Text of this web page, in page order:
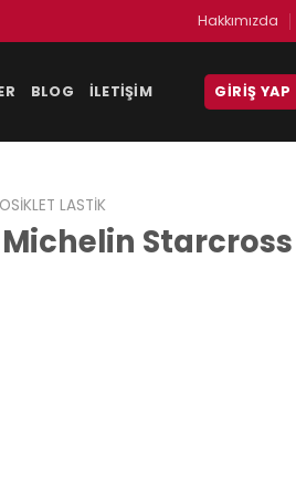
Hakkımızda
BLOG İLETIŞIM GIRIŞ YAP
LASTIK
Michelin